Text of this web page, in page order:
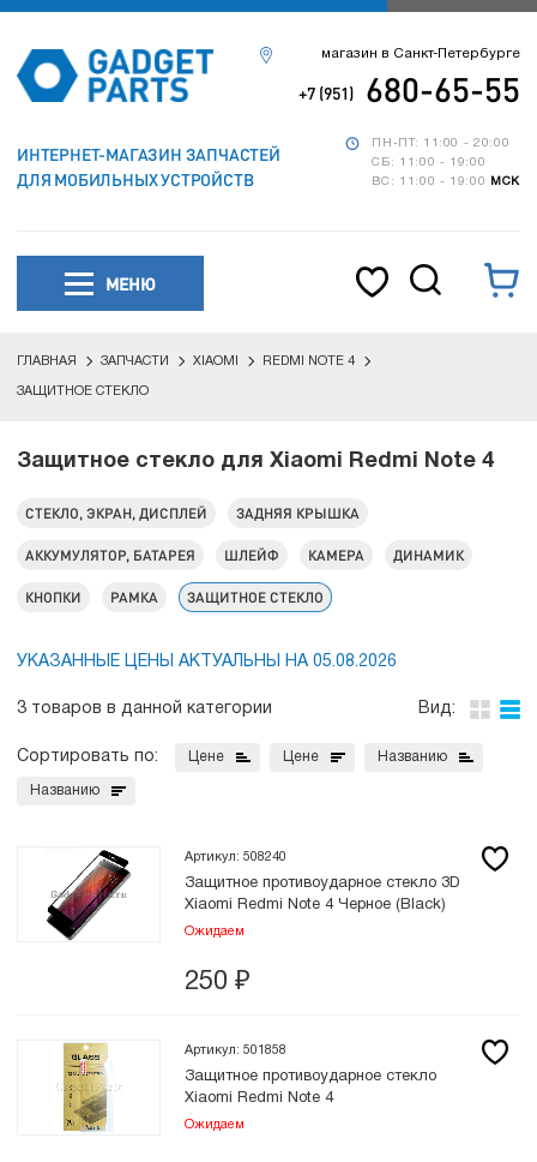
ИНТЕРНЕТ-МАГАЗИН ЗАПЧАСТЕЙ
ДЛЯ МОБИЛЬНЫХ УСТРОЙСТВ
ПН-ПТ: 11:00 - 20:00
СБ: 11:00 - 19:00
ВС: 11:00 - 19:00
МСК
магазин в Санкт-Петербурге
+7 (951) 680-65-55
МЕНЮ
ГЛАВНАЯ ЗАПЧАСТИ XIAOMI REDMI NOTE 4
ЗАЩИТНОЕ СТЕКЛО
Защитное стекло для Xiaomi Redmi Note 4
СТЕКЛО, ЭКРАН, ДИСПЛЕЙ ЗАДНЯЯ КРЫШКА
АККУМУЛЯТОР, БАТАРЕЯ ШЛЕЙФ КАМЕРА ДИНАМИК
КНОПКИ РАМКА ЗАЩИТНОЕ СТЕКЛО
УКАЗАННЫЕ ЦЕНЫ АКТУАЛЬНЫ НА 05.08.2026
3 товаров в данной категории Вид:
Сортировать по: Цене Цене Названию
Названию
Артикул: 508240
Защитное противоударное стекло 3D
Xiaomi Redmi Note 4 Черное (Black)
Ожидаем
250 ₽
Артикул: 501858
Защитное противоударное стекло
Xiaomi Redmi Note 4
Ожидаем